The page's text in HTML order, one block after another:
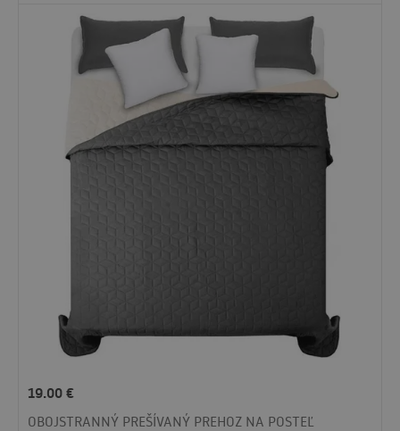
19.00€
OBOJSTRANNÝ PREŠÍVANÝ PREHOZ NA POSTEĽ